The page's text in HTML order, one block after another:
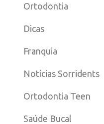
Ortodontia
Dicas
Franquia
Notícias Sorridents
Ortodontia Teen
Saúde Bucal